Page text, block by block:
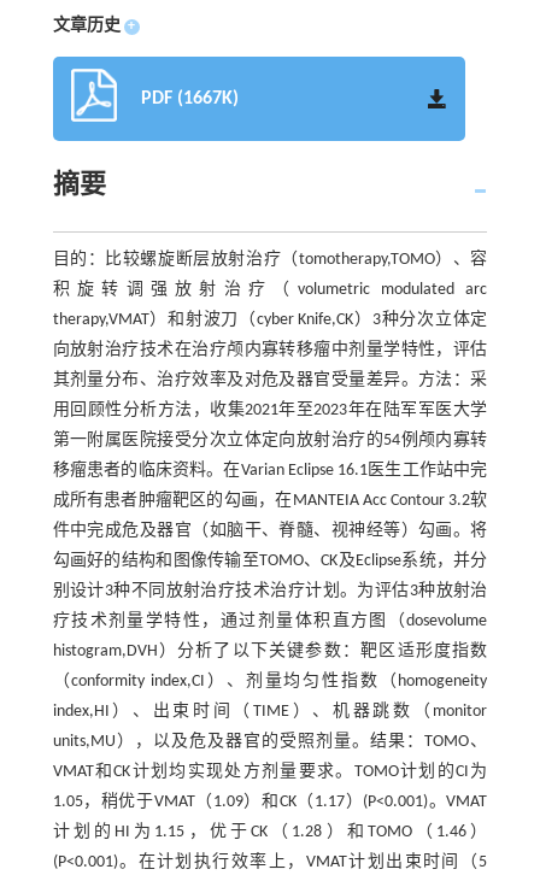
文章历史 +
PDF (1667K)
摘要
目的：比较螺旋断层放射治疗（tomotherapy,TOMO）、容
积旋转调强放射治疗（volumetric modulated arc
therapy,VMAT）和射波刀（cyber Knife,CK）3种分次立体定
向放射治疗技术在治疗颅内寡转移瘤中剂量学特性，评估
其剂量分布、治疗效率及对危及器官受量差异。方法：采
用回顾性分析方法，收集2021年至2023年在陆军军医大学
第一附属医院接受分次立体定向放射治疗的54例颅内寡转
移瘤患者的临床资料。在Varian Eclipse 16.1医生工作站中完
成所有患者肿瘤靶区的勾画，在MANTEIA Acc Contour 3.2软
件中完成危及器官（如脑干、脊髓、视神经等）勾画。将
勾画好的结构和图像传输至TOMO、CK及Eclipse系统，并分
别设计3种不同放射治疗技术治疗计划。为评估3种放射治
疗技术剂量学特性，通过剂量体积直方图（dosevolume
histogram,DVH）分析了以下关键参数：靶区适形度指数
（conformity index,CI）、剂量均匀性指数（homogeneity
index,HI）、出束时间（TIME）、机器跳数（monitor
units,MU），以及危及器官的受照剂量。结果：TOMO、
VMAT和CK计划均实现处方剂量要求。TOMO计划的CI为
1.05，稍优于VMAT（1.09）和CK（1.17）(P<0.001)。VMAT
计划的HI为1.15，优于CK（1.28）和TOMO（1.46）
(P<0.001)。在计划执行效率上，VMAT计划出束时间（5